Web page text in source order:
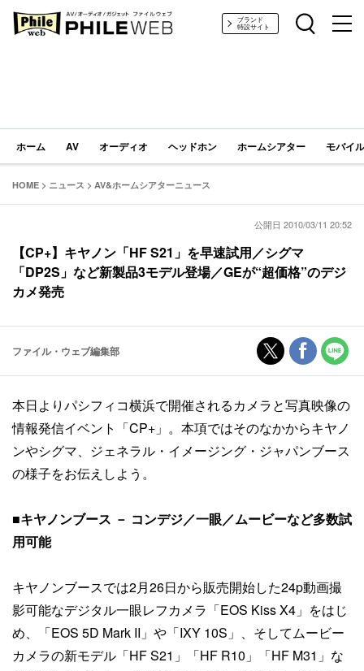
PHILE WEB｜AV/オーディオ/ガジェットブランド
特設サイト
ホーム AV オーディオ ヘッドホン ホームシアター モバイ
HOME > ニュース > AV&ホームシアターニュース
公開日 2010/03/11 20:52
【CP+】キヤノン「HF S21」を早速試用／シグマ
「DP2S」など新製品3モデル登場／GEが“超価格”のデジ
カメ発売
ファイル・ウェブ編集部
本日よりパシフィコ横浜で開催されるカメラと写真映像の
情報発信イベント「CP+」。本項ではそのなかからキヤノ
ンやシグマ、ジェネラル・イメージング・ジャパンブース
の様子をお伝えしよう。
■キヤノンブース － コンデジ／一眼／ムービーなど多数試
用可能
キヤノンブースでは2月26日から販売開始した24p動画撮
影可能なデジタル一眼レフカメラ「EOS Kiss X4」をはじ
め、「EOS 5D Mark II」や「IXY 10S」、そしてムービー
カメラの新モデル「HF S21」「HF R10」「HF M31」な